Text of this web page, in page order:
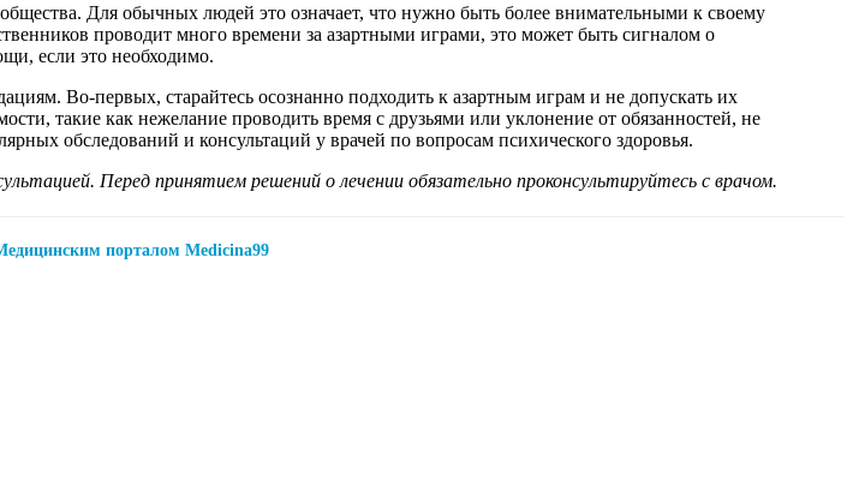
Для обычных людей это означает, что нужно быть более внимательными к своему
проводит много времени за азартными играми, это может быть сигналом о
если это необходимо.
Во-первых, старайтесь осознанно подходить к азартным играм и не допускать их
такие как нежелание проводить время с друзьями или уклонение от обязанностей, не
обследований и консультаций у врачей по вопросам психического здоровья.
Перед принятием решений о лечении обязательно проконсультируйтесь с врачом.
порталом Medicina99